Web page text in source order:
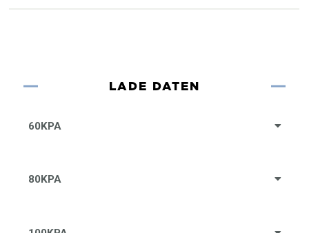
LADE DATEN
60KPA
80KPA